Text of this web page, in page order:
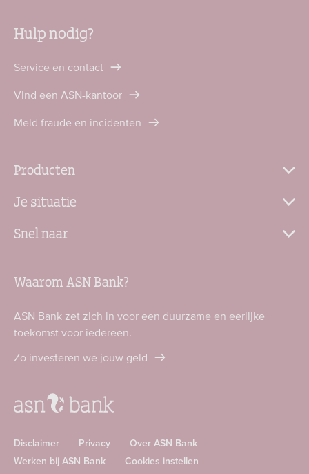
Hulp nodig?
Service en contact
Vind een ASN-kantoor
Meld fraude en incidenten
Producten
Je situatie
Snel naar
Waarom ASN Bank?
ASN Bank zet zich in voor een duurzame en eerlijke
toekomst voor iedereen.
Zo investeren we jouw geld
Disclaimer Privacy
Over ASN Bank
Werken bij ASN Bank
Cookies instellen